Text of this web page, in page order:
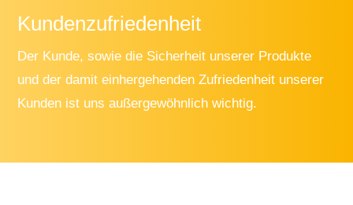
Kunden­zufriedenheit
Der Kunde, sowie die Sicherheit unserer Produkte
und der damit einhergehenden Zufriedenheit unserer
Kunden ist uns außergewöhnlich wichtig.